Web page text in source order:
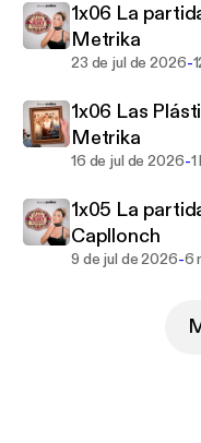
Todas las semanas,
Una idea original de
Una producción de
Vídeo y
Diseño artístico:
Producción: May
Dirección
Producción
1x06 La
Metrika
23 de jul de 2026-
1x06 Las
Metrika
16 de jul de 2026-
1x05 La
Capllonch
9 de jul de 2026-6